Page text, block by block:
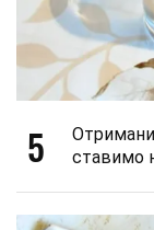
5
ставимо